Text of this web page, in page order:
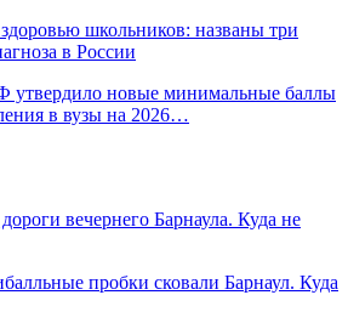
школьников: названы три
в России
утвердило новые минимальные баллы
в вузы на 2026…
вечернего Барнаула. Куда не
пробки сковали Барнаул. Куда